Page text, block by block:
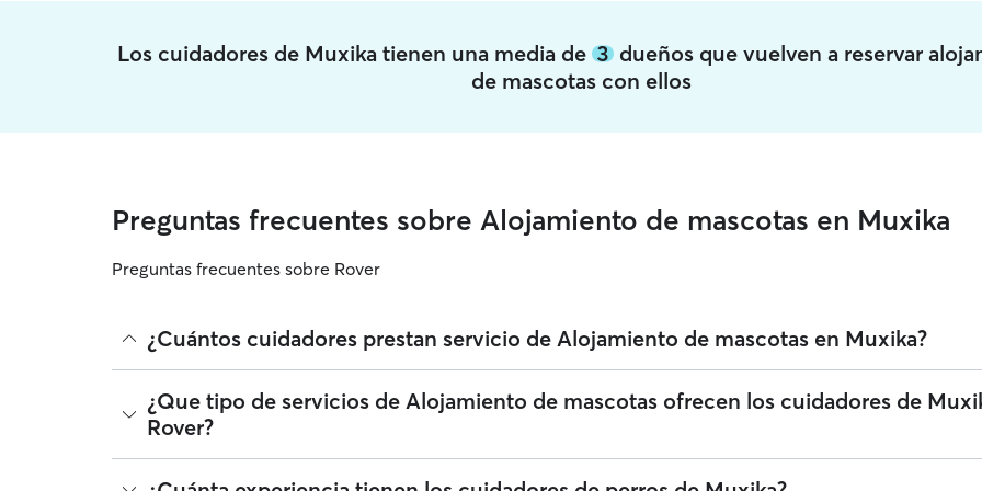
Los cuidadores de Muxika tienen una media de3 dueños que vuelven a reservar
de mascotas con ellos
Preguntas frecuentes sobre Alojamiento de mascotas en Muxika
Preguntas frecuentes sobre Rover
¿Cuántos cuidadores prestan servicio de Alojamiento de mascotas en Muxika?
A fecha de agosto 2026, 220 cuidadores ha prestado servicios de Alojamiento de mascotas en Muxika. Puedes filtrar,
radio, leer reseñas y comparar precios para encontrar al cuidador perfecto cerca de ti. Te recordamos que los
Alojamiento de mascotas que se unen a Rover deben someterse a una verificación de identidad tanto para tu seguridad
perro.
¿Que tipo de servicios de Alojamiento de mascotas ofrecen los cuidadores de
Rover?
Rover facilita la localización de cuidadores con Alojamiento de mascotas en Muxika que ofrecen una atención cariñosa y